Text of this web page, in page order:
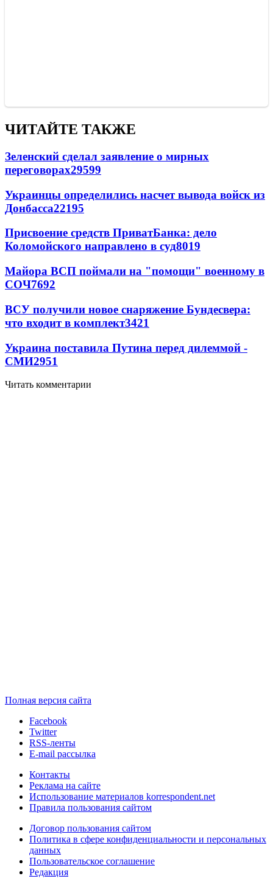
ЧИТАЙТЕ ТАКЖЕ
Зеленский сделал заявление о мирных
переговорах29599
Украинцы определились насчет вывода войск из
Донбасса22195
Присвоение средств ПриватБанка: дело
Коломойского направлено в суд8019
Майора ВСП поймали на "помощи" военному в
СОЧ7692
ВСУ получили новое снаряжение Бундесвера:
что входит в комплект3421
Украина поставила Путина перед дилеммой -
СМИ2951
Читать комментарии
Полная версия сайта
Facebook
Twitter
RSS-ленты
E-mail рассылка
Контакты
Реклама на сайте
Использование материалов korrespondent.net
Правила пользования сайтом
Договор пользования сайтом
Политика в сфере конфиденциальности и персональных
данных
Пользовательское соглашение
Редакция